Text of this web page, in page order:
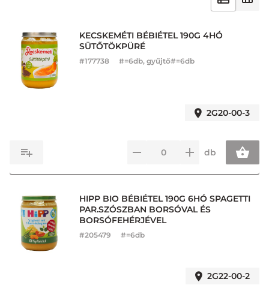
KECSKEMÉTI BÉBIÉTEL 190G 4HÓ
SÜTŐTÖKPÜRÉ
#177738 #=6db, gyűjtő#=6db
2G20-00-3
db
HIPP BIO BÉBIÉTEL 190G 6HÓ SPAGETTI
PAR.SZÓSZBAN BORSÓVAL ÉS
BORSÓFEHÉRJÉVEL
#205479 #=6db
2G22-00-2